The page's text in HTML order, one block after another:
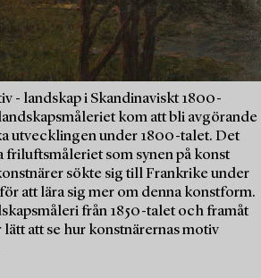
- landskap i Skandinaviskt 1800-
kom att bli avgörande
utvecklingen under 1800-talet. Det
friluftsmåleriet som synen på konst
sökte sig till Frankrike under
att lära sig mer om denna konstform.
från 1850-talet och framåt
att se hur konstnärernas motiv